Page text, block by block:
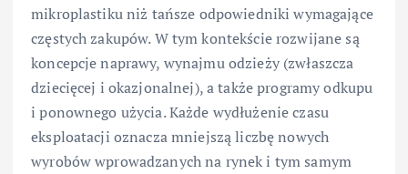
mikroplastiku niż tańsze odpowiedniki wymagające
częstych zakupów. W tym kontekście rozwijane są
koncepcje naprawy, wynajmu odzieży (zwłaszcza
dziecięcej i okazjonalnej), a także programy odkupu
i ponownego użycia. Każde wydłużenie czasu
eksploatacji oznacza mniejszą liczbę nowych
wyrobów wprowadzanych na rynek i tym samym